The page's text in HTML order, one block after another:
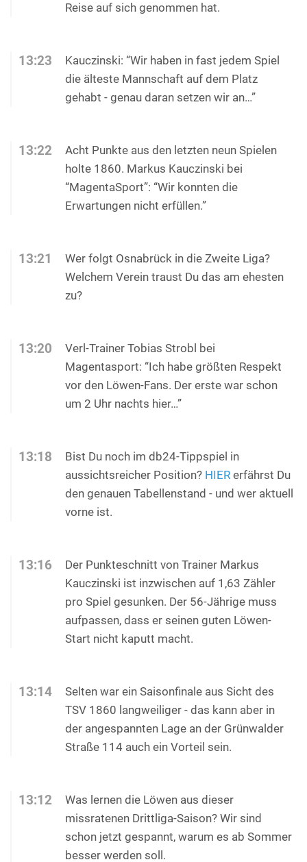
Reise auf sich genommen hat.
13:23
Kauczinski: “Wir haben in fast jedem Spiel
die älteste Mannschaft auf dem Platz
gehabt - genau daran setzen wir an…”
13:22
Acht Punkte aus den letzten neun Spielen
holte 1860. Markus Kauczinski bei
“MagentaSport”: “Wir konnten die
Erwartungen nicht erfüllen.”
13:21
Wer folgt Osnabrück in die Zweite Liga?
Welchem Verein traust Du das am ehesten
zu?
13:20
Verl-Trainer Tobias Strobl bei
Magentasport: “Ich habe größten Respekt
vor den Löwen-Fans. Der erste war schon
um 2 Uhr nachts hier…”
13:18
Bist Du noch im db24-Tippspiel in
aussichtsreicher Position? HIER erfährst Du
den genauen Tabellenstand - und wer aktuell
vorne ist.
13:16
Der Punkteschnitt von Trainer Markus
Kauczinski ist inzwischen auf 1,63 Zähler
pro Spiel gesunken. Der 56-Jährige muss
aufpassen, dass er seinen guten Löwen-
Start nicht kaputt macht.
13:14
Selten war ein Saisonfinale aus Sicht des
TSV 1860 langweiliger - das kann aber in
der angespannten Lage an der Grünwalder
Straße 114 auch ein Vorteil sein.
13:12
Was lernen die Löwen aus dieser
missratenen Drittliga-Saison? Wir sind
schon jetzt gespannt, warum es ab Sommer
besser werden soll.